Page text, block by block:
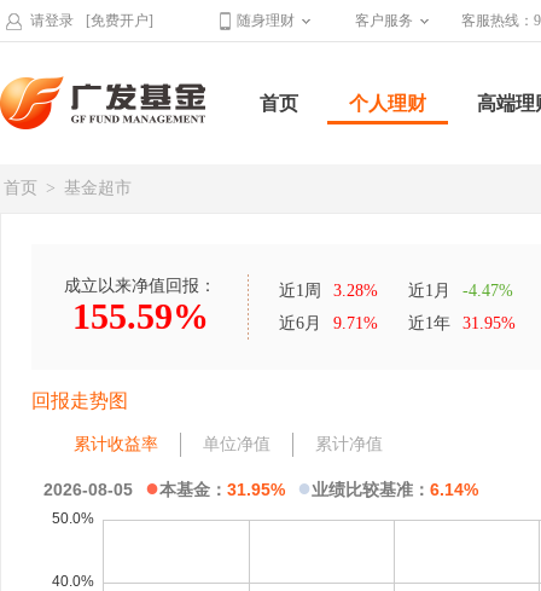
请登录 [免费开户] 随身理财 客户服务 客服热线：
首页 个人理财 高端理
首页 > 基金超市
成立以来净值回报：
155.59%
近1周 3.28% 近1月
-4.47%
近6月
9.71% 近1年 31.95%
回报走势图
累计收益率 单位净值 累计净值
2026-08-05 ●本基金： 31.95% ●业绩比较基准： 6.14%